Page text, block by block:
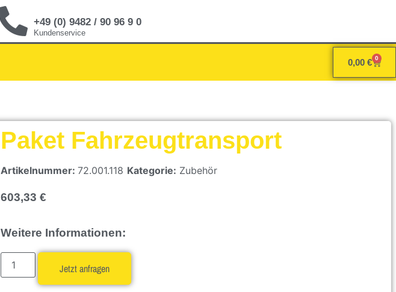
+49 (0) 9482 / 90 96 9 0
Kundenservice
0,00 € 0
Paket Fahrzeugtransport
Artikelnummer: 72.001.118 Kategorie: Zubehör
603,33 €
Weitere Informationen:
Jetzt anfragen